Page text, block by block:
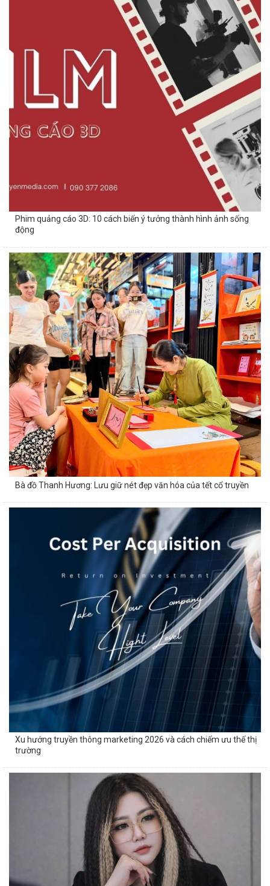
Phim quảng cáo 3D: 10 cách biến ý tưởng thành hình ảnh sống
động
Bà đồ Thanh Hương: Lưu giữ nét đẹp văn hóa của tết cổ truyền
Xu hướng truyền thông marketing 2026 và cách chiếm ưu thế thị
trường